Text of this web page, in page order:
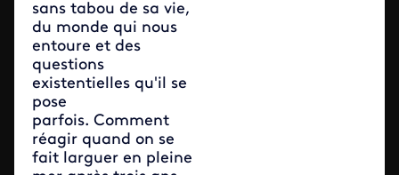
sans tabou de sa vie,
du monde qui nous
entoure et des
questions
existentielles qu'il se
pose
parfois. Comment
réagir quand on se
fait larguer en pleine